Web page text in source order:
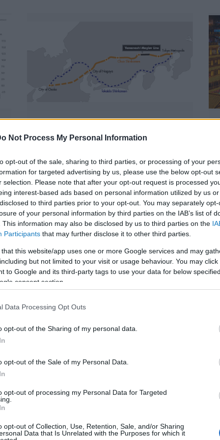
Not Process My Personal Information
opt-out of the sale, sharing to third parties, or processing of your
for targeted advertising by us, please use the below opt-out
selection. Please note that after your opt-out request is processed
interest-based ads based on personal information utilized by us
to third parties prior to your opt-out. You may separately
of your personal information by third parties on the IAB’s list of
This information may also be disclosed by us to third parties on the
Participants that may further disclose it to other third parties.
that this website/app uses one or more Google services and may
but not limited to your visit or usage behaviour. You may
to Google and its third-party tags to use your data for below
consent section.
Data Processing Opt Outs
opt-out of the Sharing of my personal data.
opt-out of the Sale of my Personal Data.
opt-out of processing my Personal Data for Targeted
opt-out of Collection, Use, Retention, Sale, and/or Sharing
Data that Is Unrelated with the Purposes for which it
kapcsol – A gyorsvasút
forradalma
BY:NEMETHVIKTOR20022026. JÚL 06.
Japán leghíresebb találmánya a gyorsvasút.
Kevesen tudják, hogy az ország keményen
dolgozott az elmúlt évtizedben, hogy újabb
innovációt hozzon a vasúti közlekedésbe: a
maglevet. A maglev a mágneses lebegtetés
rövidítése. Az ilyen vonatoknak nincsenek
kerekeik, és egy speciálisan erre a célra
készült sínen „lebegve” akár 603 km/h
sebességgel is haladhatnak.
Összehasonlításképpen a jelenlegi
gyorsvonatok Japánban „csak” 210-320 km/h
sebeséggel közlekednek.
Van konkrét válasz